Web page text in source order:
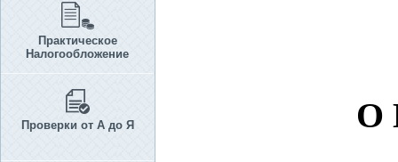
Практическое
Налогообложение
Проверки от А до Я О